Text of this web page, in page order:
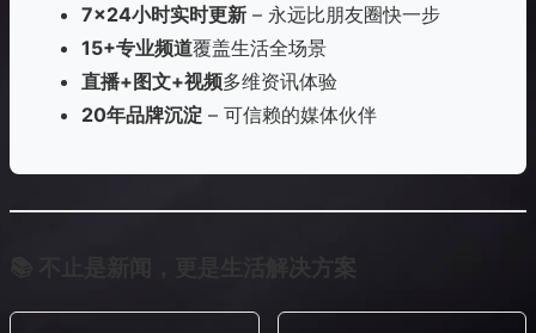
7×24小时实时更新 – 永远比朋友圈快一步
15+专业频道覆盖生活全场景
直播+图文+视频多维资讯体验
20年品牌沉淀 – 可信赖的媒体伙伴